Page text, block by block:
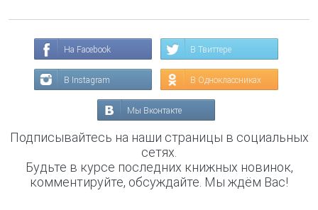
На Facebook В Твиттере
В Instagram В Одноклассниках
Мы Вконтакте
Подписывайтесь на наши страницы в социальных
сетях.
Будьте в курсе последних книжных новинок,
комментируйте, обсуждайте. Мы ждём Вас!